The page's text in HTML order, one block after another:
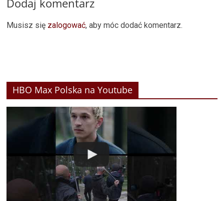
Dodaj komentarz
Musisz się zalogować, aby móc dodać komentarz.
HBO Max Polska na Youtube